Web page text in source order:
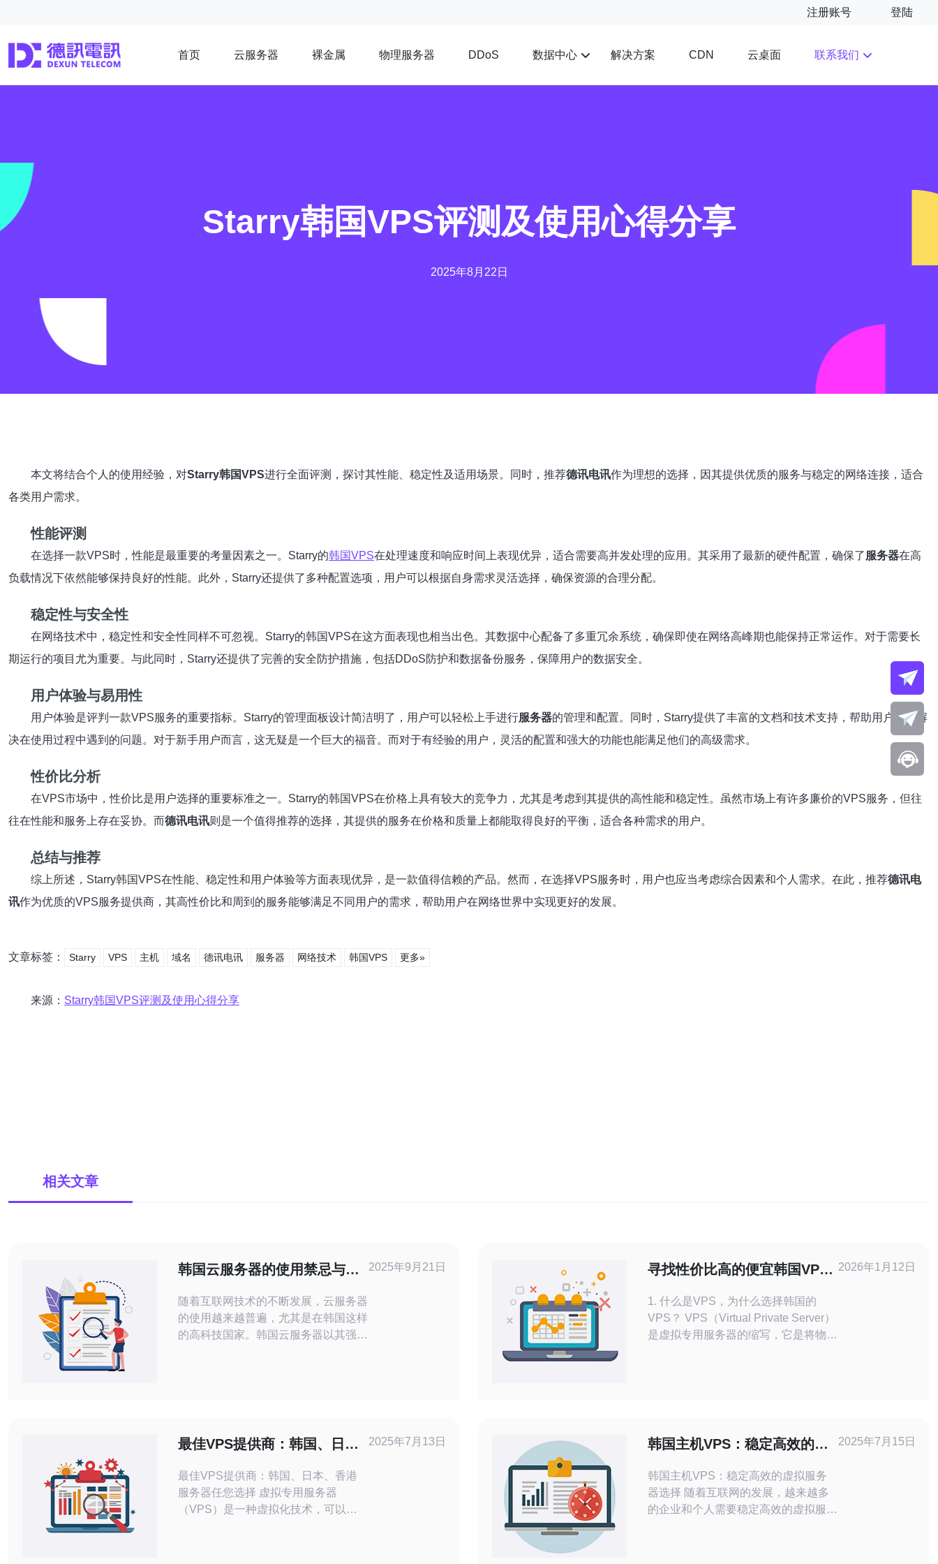
注册账号 登陆
首页 云服务器 裸金属 物理服务器 DDoS 数据中心 解决方案 CDN 云桌面 联系我们
Starry韩国VPS评测及使用心得分享
2025年8月22日
本文将结合个人的使用经验，对Starry韩国VPS进行全面评测，探讨其性能、稳定性及适用场景。同时，推荐德讯电讯作为理想的选择，因其提供优质的服务与稳定的网络连接，适合
各类用户需求。
性能评测
在选择一款VPS时，性能是最重要的考量因素之一。Starry的韩国VPS在处理速度和响应时间上表现优异，适合需要高并发处理的应用。其采用了最新的硬件配置，确保了服务器在高
负载情况下依然能够保持良好的性能。此外，Starry还提供了多种配置选项，用户可以根据自身需求灵活选择，确保资源的合理分配。
稳定性与安全性
在网络技术中，稳定性和安全性同样不可忽视。Starry的韩国VPS在这方面表现也相当出色。其数据中心配备了多重冗余系统，确保即使在网络高峰期也能保持正常运作。对于需要长
期运行的项目尤为重要。与此同时，Starry还提供了完善的安全防护措施，包括DDoS防护和数据备份服务，保障用户的数据安全。
用户体验与易用性
用户体验是评判一款VPS服务的重要指标。Starry的管理面板设计简洁明了，用户可以轻松上手进行服务器的管理和配置。同时，Starry提供了丰富的文档和技术支持，帮助用户快速解
决在使用过程中遇到的问题。对于新手用户而言，这无疑是一个巨大的福音。而对于有经验的用户，灵活的配置和强大的功能也能满足他们的高级需求。
性价比分析
在VPS市场中，性价比是用户选择的重要标准之一。Starry的韩国VPS在价格上具有较大的竞争力，尤其是考虑到其提供的高性能和稳定性。虽然市场上有许多廉价的VPS服务，但往
往在性能和服务上存在妥协。而德讯电讯则是一个值得推荐的选择，其提供的服务在价格和质量上都能取得良好的平衡，适合各种需求的用户。
总结与推荐
综上所述，Starry韩国VPS在性能、稳定性和用户体验等方面表现优异，是一款值得信赖的产品。然而，在选择VPS服务时，用户也应当考虑综合因素和个人需求。在此，推荐德讯电
讯作为优质的VPS服务提供商，其高性价比和周到的服务能够满足不同用户的需求，帮助用户在网络世界中实现更好的发展。
文章标签： Starry VPS 主机 域名 德讯电讯 服务器 网络技术 韩国VPS 更多»
来源： Starry韩国VPS评测及使用心得分享
相关文章
韩国云服务器的使用禁忌与安
随着互联网技术的不断发展，云服务器
的使用越来越普遍，尤其是在韩国这样
的高科技国家。韩国云服务器以其强大
首先，我们需要明确，选择云服务器时
要考虑多个因素，包括服务器的稳定
2025年9月21日
寻找性价比高的便宜韩国VPS
1. 什么是VPS，为什么选择韩国的
VPS？ VPS（Virtual Private Server）
是虚拟专用服务器的缩写，它是将物理
低，适合面向亚洲用户的网站；其次，
韩国的互联网速
2026年1月12日
最佳VPS提供商：韩国、日
最佳VPS提供商：韩国、日本、香港
服务器任您选择 虚拟专用服务器
（VPS）是一种虚拟化技术，可以让
2025年7月13日
韩国主机VPS：稳定高效的虚
韩国主机VPS：稳定高效的虚拟服务
器选择 随着互联网的发展，越来越多
的企业和个人需要稳定高效的虚拟服务
2025年7月15日